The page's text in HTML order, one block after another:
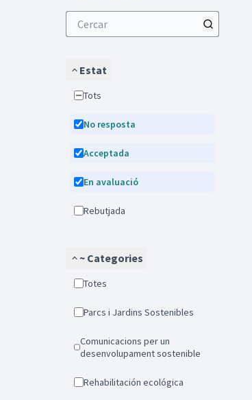
Estat
Tots
No resposta
Acceptada
En avaluació
Rebutjada
~ Categories
Totes
Parcs i Jardins Sostenibles
Comunicacions per un
desenvolupament sostenible
Rehabilitación ecológica